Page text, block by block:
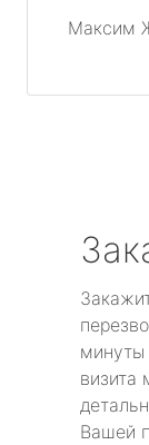
Максим
минуты
визита
Вашей